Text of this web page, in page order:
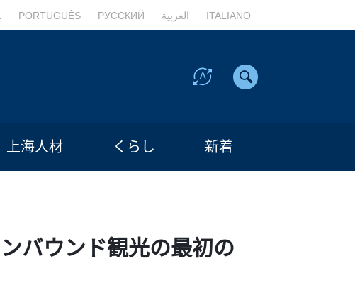
PORTUGUÊS РУССКИЙ العربية ITALIANO
上海人材 くらし 新着
バウンド観光の最初の